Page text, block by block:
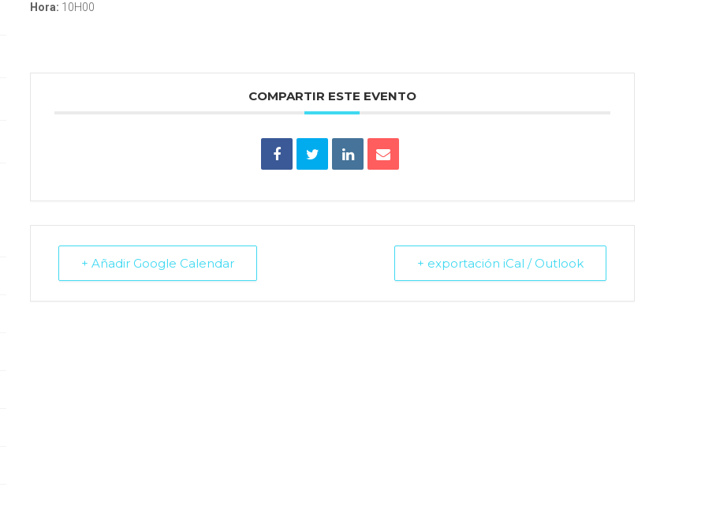
Hora: 10H00
COMPARTIR ESTE EVENTO
+ Añadir Google Calendar + exportación iCal / Outlook